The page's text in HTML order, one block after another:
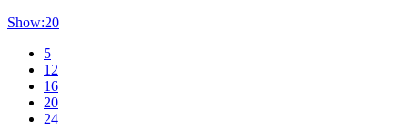
Show:20
5
12
16
20
24